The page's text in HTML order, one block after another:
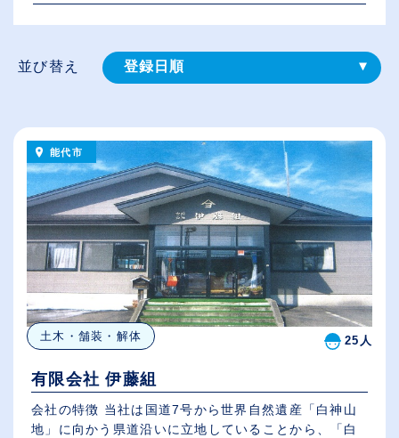
並び替え 登録⽇順
（⾼卒の給与を基準）
従業員が多い順
休日数が多い順
能代市
土木・舗装・解体 25人
有限会社 伊藤組
会社の特徴 当社は国道7号から世界自然遺産「白神山
地」に向かう県道沿いに立地していることから、「白